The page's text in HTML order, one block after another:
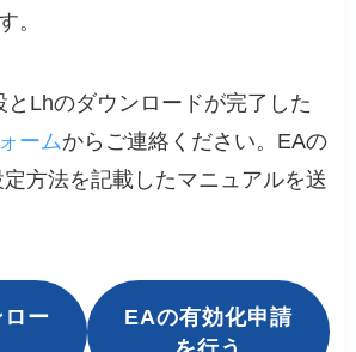
。
とLhのダウンロードが完了した
ームからご連絡ください。EAの
方法を記載したマニュアルを送
ー
EAの有効化申請